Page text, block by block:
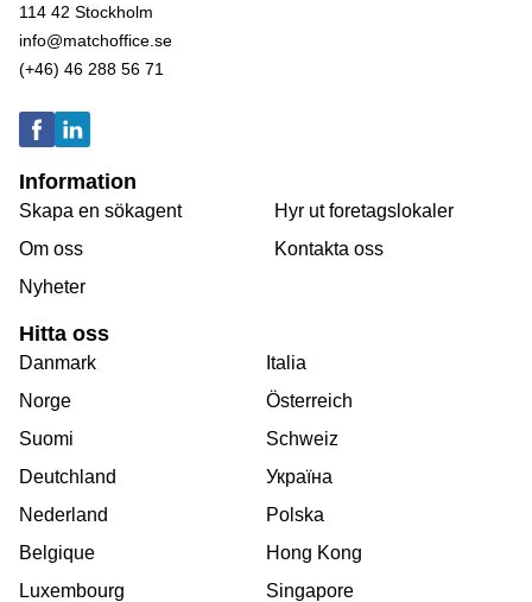
114 42 Stockholm
info@matchoffice.se
(+46) 46 288 56 71
Information
Skapa en sökagent
Om oss
Nyheter
Hyr ut foretagslokaler
Kontakta oss
Hitta oss
Danmark
Norge
Suomi
Deutchland
Nederland
Belgique
Luxembourg
Italia
Österreich
Schweiz
Україна
Polska
Hong Kong
Singapore